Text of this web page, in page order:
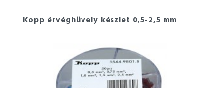
Kopp érvéghüvely készlet 0,5-2,5 mm